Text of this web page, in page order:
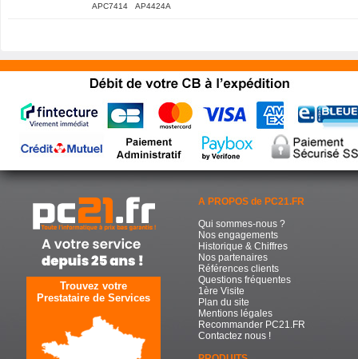
APC7414 AP4424A
Trouvez votre
Prestataire de Services
A PROPOS de PC21.FR
Qui sommes-nous ?
Nos engagements
Historique & Chiffres
Nos partenaires
Références clients
Questions fréquentes
1ère Visite
Plan du site
Mentions légales
Recommander PC21.FR
Contactez nous !